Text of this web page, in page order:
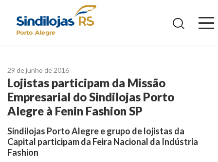
29 de junho de 2016
Lojistas participam da Missão
Empresarial do Sindilojas Porto
Alegre à Fenin Fashion SP
Sindilojas Porto Alegre e grupo de lojistas da
Capital participam da Feira Nacional da Indústria
Fashion